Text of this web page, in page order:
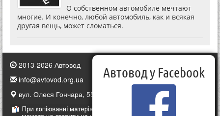
О собственном автомобиле мечтают
многие. И конечно, любой автомобиль, как и всякая
другая вещь, может сломаться.
2013-2026 Автовод
info@avtovod.org.ua
вул. Олеся Гончара, 55, Київ, Україна
Автовод у Facebook